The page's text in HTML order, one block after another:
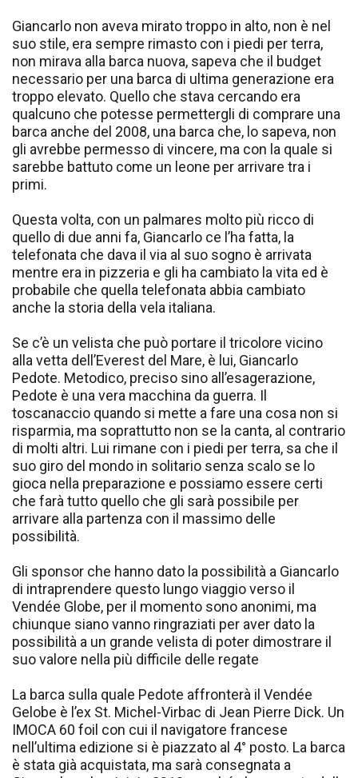
Giancarlo non aveva mirato troppo in alto, non è nel
suo stile, era sempre rimasto con i piedi per terra,
non mirava alla barca nuova, sapeva che il budget
necessario per una barca di ultima generazione era
troppo elevato. Quello che stava cercando era
qualcuno che potesse permettergli di comprare una
barca anche del 2008, una barca che, lo sapeva, non
gli avrebbe permesso di vincere, ma con la quale si
sarebbe battuto come un leone per arrivare tra i
primi.
Questa volta, con un palmares molto più ricco di
quello di due anni fa, Giancarlo ce l’ha fatta, la
telefonata che dava il via al suo sogno è arrivata
mentre era in pizzeria e gli ha cambiato la vita ed è
probabile che quella telefonata abbia cambiato
anche la storia della vela italiana.
Se c’è un velista che può portare il tricolore vicino
alla vetta dell’Everest del Mare, è lui, Giancarlo
Pedote. Metodico, preciso sino all’esagerazione,
Pedote è una vera macchina da guerra. Il
toscanaccio quando si mette a fare una cosa non si
risparmia, ma soprattutto non se la canta, al contrario
di molti altri. Lui rimane con i piedi per terra, sa che il
suo giro del mondo in solitario senza scalo se lo
gioca nella preparazione e possiamo essere certi
che farà tutto quello che gli sarà possibile per
arrivare alla partenza con il massimo delle
possibilità.
Gli sponsor che hanno dato la possibilità a Giancarlo
di intraprendere questo lungo viaggio verso il
Vendée Globe, per il momento sono anonimi, ma
chiunque siano vanno ringraziati per aver dato la
possibilità a un grande velista di poter dimostrare il
suo valore nella più difficile delle regate
La barca sulla quale Pedote affronterà il Vendée
Gelobe è l’ex St. Michel-Virbac di Jean Pierre Dick. Un
IMOCA 60 foil con cui il navigatore francese
nell’ultima edizione si è piazzato al 4° posto. La barca
è stata già acquistata, ma sarà consegnata a